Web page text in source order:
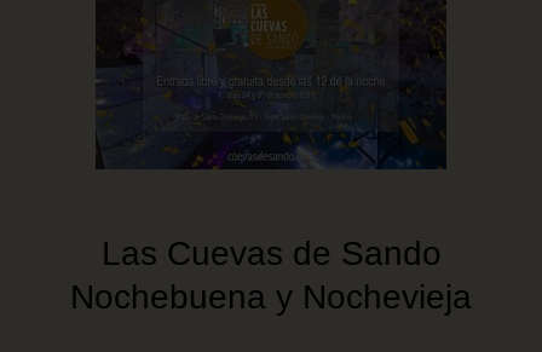
Las Cuevas de Sando
Nochebuena y Nochevieja